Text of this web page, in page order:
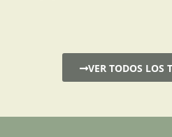
VER TODOS LOS